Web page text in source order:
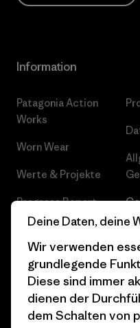
Information
Patagonia Action
Works
Worn Wear
Werte & Projekte
Progress Report
Business Unusual
Klimaziele
1% For The Planet
Wie wir finanzieren
Deine Daten, deine
Wir verwenden
grundlegende
Diese sind immer
dienen der
dem Schalten von